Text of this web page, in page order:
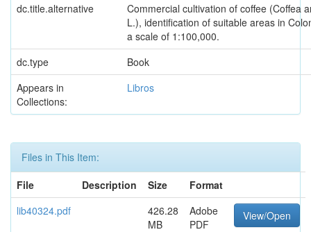
dc.title.alternative
Commercial cultivation of coffee (Coffea
L.), identification of suitable areas in
a scale of 1:100,000.
dc.type
Book
Appears in
Collections:
Libros
Files in This Item:
File
Description Size
Format
lib40324.pdf
426.28
MB
Adobe
PDF
View/Open